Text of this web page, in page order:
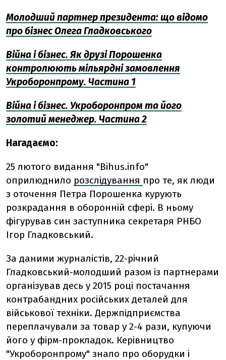
Молодший партнер президента: що відомо
про бізнес Олега Гладковського
Війна і бізнес. Як друзі Порошенка
контролюють мільярдні замовлення
Укроборонпрому. Частина 1
Війна і бізнес. Укроборонпром та його
золотий менеджер. Частина 2
Нагадаємо:
25 лютого видання "Bihus.info"
оприлюднило розслідування про те, як люди
з оточення Петра Порошенка курують
розкрадання в оборонній сфері. В ньому
фігурував син заступника секретаря РНБО
Ігор Гладковський.
За даними журналістів, 22-річний
Гладковський-молодший разом із партнерами
організував десь у 2015 році постачання
контрабандних російських деталей для
військової техніки. Держпідприємства
переплачували за товар у 2-4 рази, купуючи
його у фірм-прокладок. Керівництво
"Укроборонпрому" знало про оборудки і